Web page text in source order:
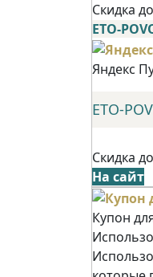
Скидка
ETO-
Яндекс
ETO-
Скидка
На сайт
Купон